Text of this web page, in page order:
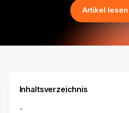
Artikel lesen
Inhaltsverzeichnis
-